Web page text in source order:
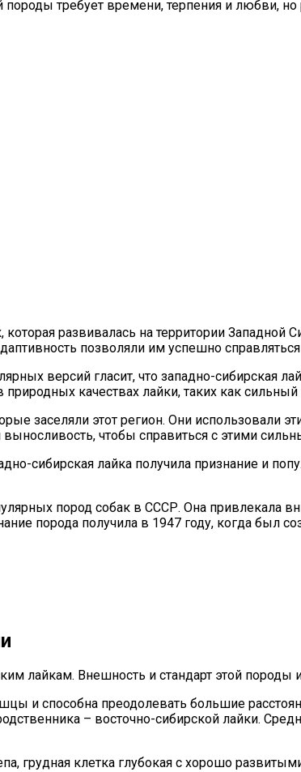
требует времени, терпения и любви,
развивалась на территории Западной
позволяли им успешно
версий гласит, что западно-сибирская
качествах лайки, таких как сильный
заселяли этот регион. Они использовали
выносливость, чтобы справиться с этими
сибирская лайка получила признание и
пород собак в СССР. Она привлекала
порода получила в 1947 году, когда был
лайкам. Внешность и стандарт этой породы
и способна преодолевать большие
– восточно-сибирской лайки.
грудная клетка глубокая с хорошо